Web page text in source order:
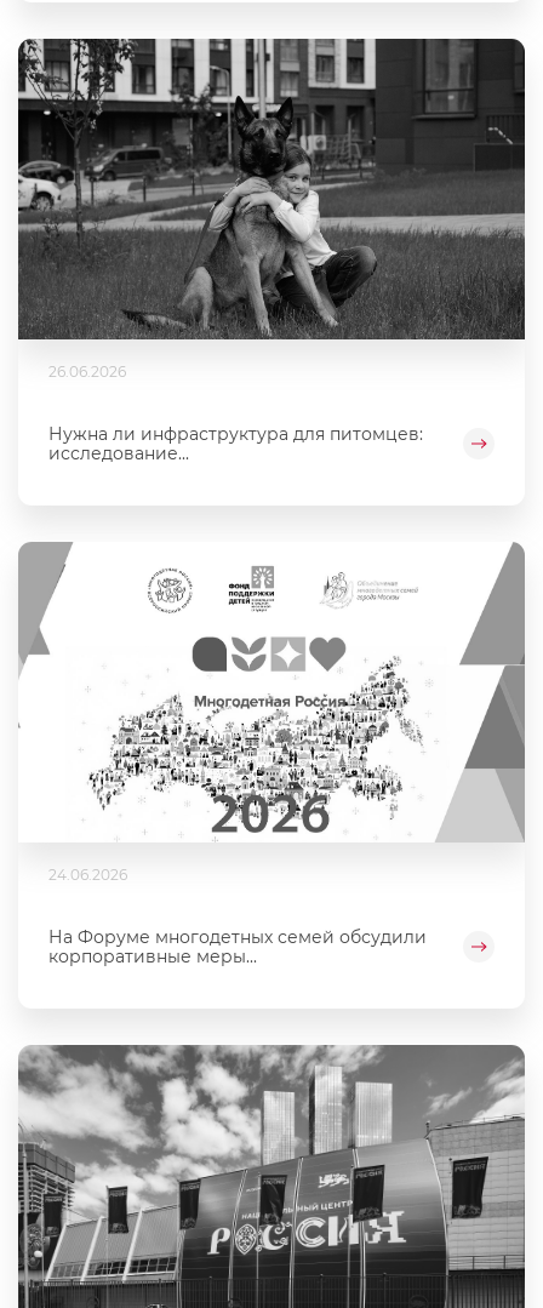
26.06.2026
Нужна ли инфраструктура для питомцев:
исследование...
24.06.2026
На Форуме многодетных семей обсудили
корпоративные меры...